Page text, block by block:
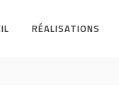
RÉALISATIONS